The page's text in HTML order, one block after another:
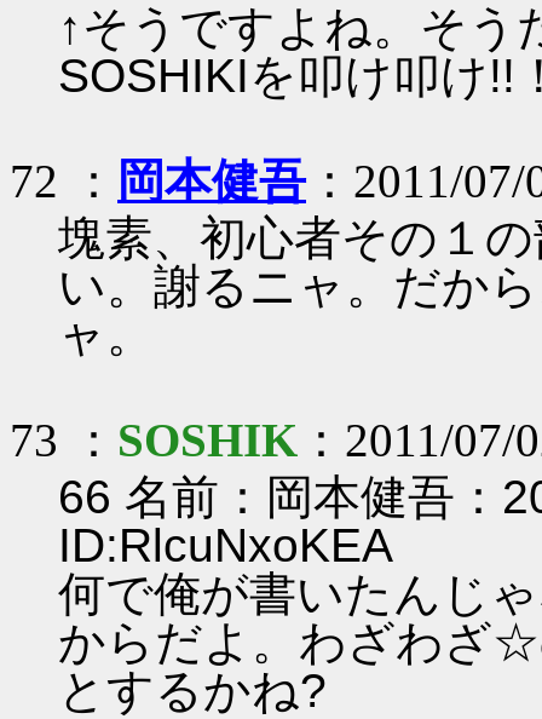
↑そうですよね。そう
SOSHIKIを叩け叩け!!
72 ： 岡本健吾：2011/
塊素、初心者その１
い。謝るニャ。だか
ャ。
73 ： SOSHIK ：2011/
66 名前：岡本健吾：
ID:RlcuNxoKEA
何で俺が書いたんじ
からだよ。わざわざ
とするかね?